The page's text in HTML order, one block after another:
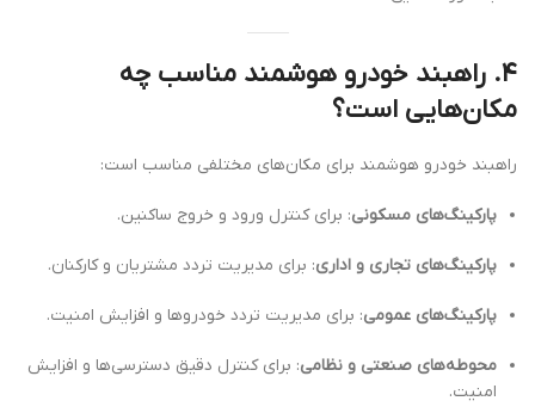
۴. راهبند خودرو هوشمند مناسب چه
مکان‌هایی است؟
راهبند خودرو هوشمند برای مکان‌های مختلفی مناسب است:
پارکینگ‌های مسکونی: برای کنترل ورود و خروج ساکنین.
پارکینگ‌های تجاری و اداری: برای مدیریت تردد مشتریان و کارکنان.
پارکینگ‌های عمومی: برای مدیریت تردد خودروها و افزایش امنیت.
محوطه‌های صنعتی و نظامی: برای کنترل دقیق دسترسی‌ها و افزایش
امنیت.